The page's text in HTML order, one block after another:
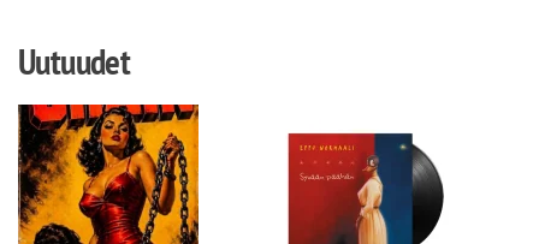
Uutuudet